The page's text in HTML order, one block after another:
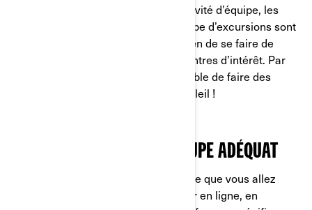
Comme dans tout autre sport ou activité d’équipe, les
liens qui se tissent au sein d’un groupe d’excursions sont
formidables. C’est un excellent moyen de se faire de
nouveaux amis qui partagent vos centres d’intérêt. Par
ailleurs, chacun sait qu’il est préférable de faire des
rencontres au grand air et sous le soleil !
COMMENT TROUVER LE GROUPE ADÉQUAT
Comment faire pour trouver le groupe que vous allez
rejoindre ? Commencez par regarder en ligne, en